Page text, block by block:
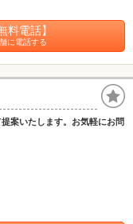
料電話】
に電話する
案いたします。お気軽にお問